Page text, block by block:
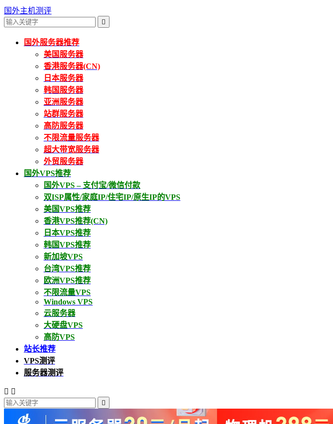
国外主机测评

国外服务器推荐
美国服务器
香港服务器(CN)
日本服务器
韩国服务器
亚洲服务器
站群服务器
高防服务器
不限流量服务器
超大带宽服务器
外贸服务器
国外VPS推荐
国外VPS – 支付宝/微信付款
双ISP属性/家庭IP/住宅IP/原生IP的VPS
美国VPS推荐
香港VPS推荐(CN)
日本VPS推荐
韩国VPS推荐
新加坡VPS
台湾VPS推荐
欧洲VPS推荐
不限流量VPS
Windows VPS
云服务器
大硬盘VPS
高防VPS
站长推荐
VPS测评
服务器测评
 
